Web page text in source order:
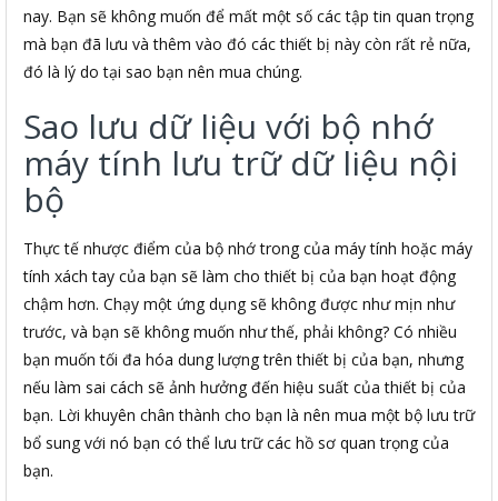
nay. Bạn sẽ không muốn để mất một số các tập tin quan trọng
mà bạn đã lưu và thêm vào đó các thiết bị này còn rất rẻ nữa,
đó là lý do tại sao bạn nên mua chúng.
Sao lưu dữ liệu với bộ nhớ
máy tính lưu trữ dữ liệu nội
bộ
Thực tế nhược điểm của bộ nhớ trong của máy tính hoặc máy
tính xách tay của bạn sẽ làm cho thiết bị của bạn hoạt động
chậm hơn. Chạy một ứng dụng sẽ không được như mịn như
trước, và bạn sẽ không muốn như thế, phải không? Có nhiều
bạn muốn tối đa hóa dung lượng trên thiết bị của bạn, nhưng
nếu làm sai cách sẽ ảnh hưởng đến hiệu suất của thiết bị của
bạn. Lời khuyên chân thành cho bạn là nên mua một bộ lưu trữ
bổ sung với nó bạn có thể lưu trữ các hồ sơ quan trọng của
bạn.